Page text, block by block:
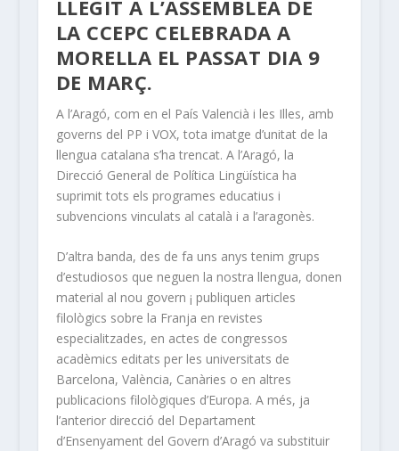
LLEGIT A L’ASSEMBLEA DE
LA CCEPC CELEBRADA A
MORELLA EL PASSAT DIA 9
DE MARÇ.
A l’Aragó, com en el País Valencià i les Illes, amb
governs del PP i VOX, tota imatge d’unitat de la
llengua catalana s’ha trencat. A l’Aragó, la
Direcció General de Política Lingüística ha
suprimit tots els programes educatius i
subvencions vinculats al català i a l’aragonès.
D’altra banda, des de fa uns anys tenim grups
d’estudiosos que neguen la nostra llengua, donen
material al nou govern ¡ publiquen articles
filològics sobre la Franja en revistes
especialitzades, en actes de congressos
acadèmics editats per les universitats de
Barcelona, València, Canàries o en altres
publicacions filològiques d’Europa. A més, ja
l’anterior direcció del Departament
d’Ensenyament del Govern d’Aragó va substituir